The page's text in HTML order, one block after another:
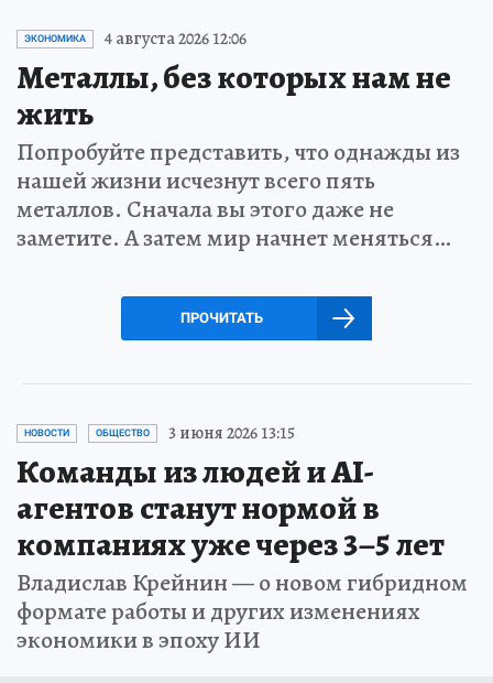
ЭКОНОМИКА 4 августа 2026 12:06
Металлы, без которых нам не
жить
Попробуйте представить, что однажды из
нашей жизни исчезнут всего пять
металлов. Сначала вы этого даже не
заметите. А затем мир начнет меняться…
ПРОЧИТАТЬ
НОВОСТИ ОБЩЕСТВО 3 июня 2026 13:15
Команды из людей и AI-
агентов станут нормой в
компаниях уже через 3–5 лет
Владислав Крейнин — о новом гибридном
формате работы и других изменениях
экономики в эпоху ИИ